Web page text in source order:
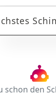
schon den